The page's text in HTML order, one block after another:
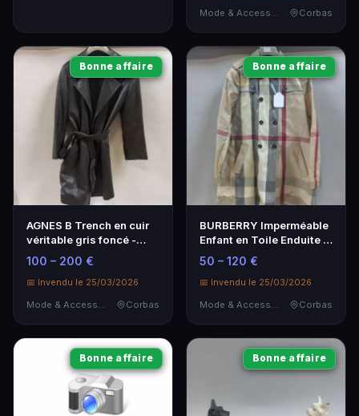
Mode & Accessoires
Corbas
Bonne affaire
AGNES B Trench en cuir
véritable gris foncé -
Élégance intemporelle
100 – 200 €
📅 Invendu le 25/03/2026
Mode & Accessoires
Corbas
Bonne affaire
BURBERRY Imperméable
Enfant en Toile Enduite -
Mode Élégante
50 – 120 €
📅 Invendu le 25/03/2026
Mode & Accessoires
Corbas
Bonne affaire Bonne affaire